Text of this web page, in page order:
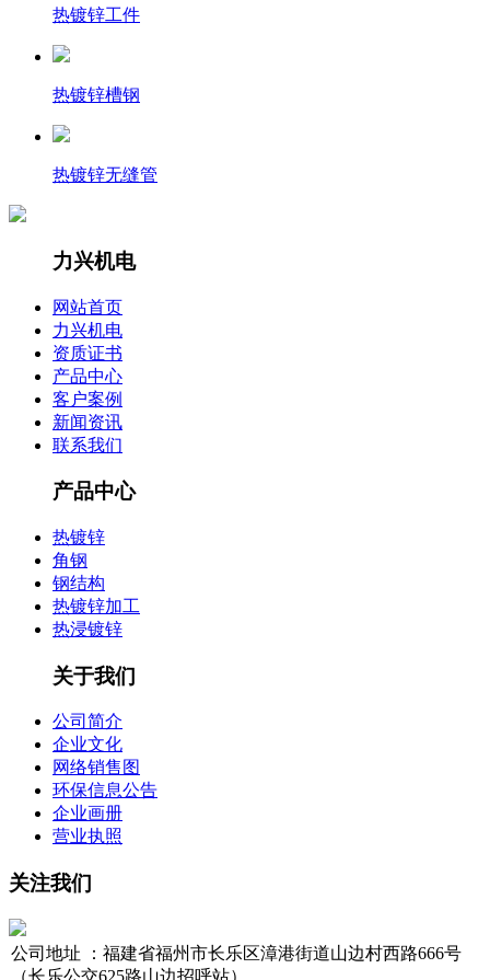
热镀锌工件
热镀锌槽钢
热镀锌无缝管
力兴机电
网站首页
力兴机电
资质证书
产品中心
客户案例
新闻资讯
联系我们
产品中心
热镀锌
角钢
钢结构
热镀锌加工
热浸镀锌
关于我们
公司简介
企业文化
网络销售图
环保信息公告
企业画册
营业执照
关注我们
公司地址 ：福建省福州市长乐区漳港街道山边村西路666号
（长乐公交625路山边招呼站）